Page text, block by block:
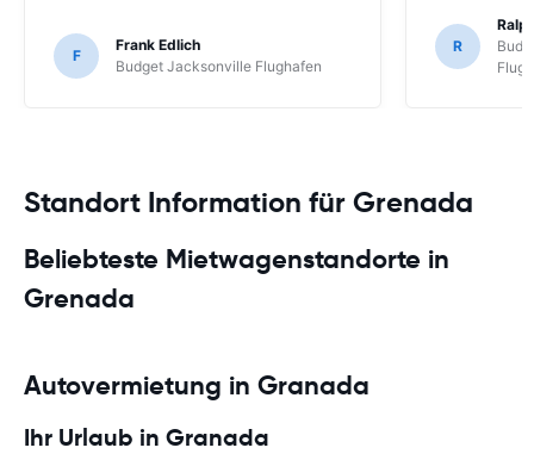
F
Frank Edlich
Budget Jacksonville Flughafen
R
Standort Information für Grenada
Beliebteste Mietwagenstandorte in
Grenada
Autovermietung in Granada
Ihr Urlaub in Granada